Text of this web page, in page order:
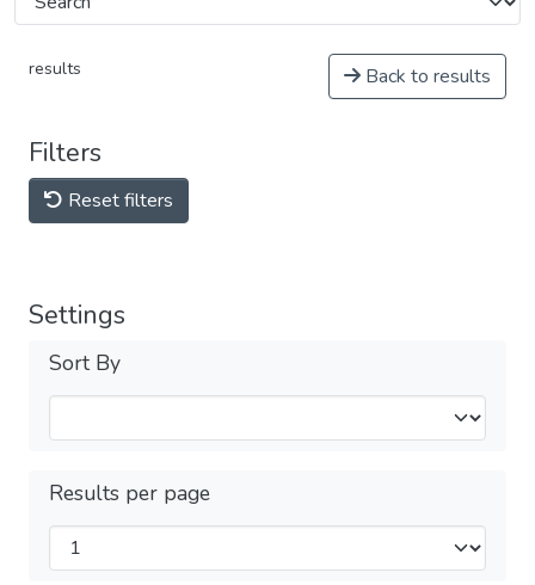
results Back to results
Filters
Reset filters
Settings
Sort By
Results per page